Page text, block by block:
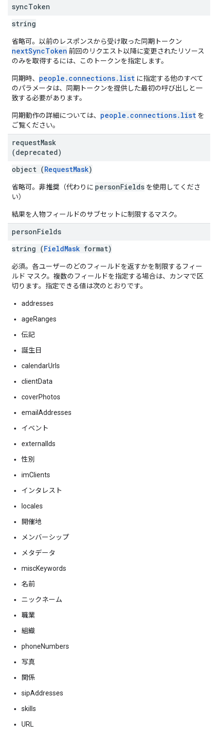
syncToken
string
省略可。以前のレスポンスから受け取った同期トークン
nextSyncToken 前回のリクエスト以降に変更されたリソース
のみを取得するには、このトークンを指定します。
同期時、 people.connections.list に指定する他のすべて
のパラメータは、同期トークンを提供した最初の呼び出しと一
致する必要があります。
同期動作の詳細については、 people.connections.list を
ご覧ください。
requestMask
(deprecated)
object (RequestMask)
省略可。 非推奨 （代わりに personFields を使用してくださ
い）
結果を人物フィールドのサブセットに制限するマスク。
personFields
string (FieldMask format)
必須。各ユーザーのどのフィールドを返すかを制限するフィー
ルド マスク。複数のフィールドを指定する場合は、カンマで区
切ります。指定できる値は次のとおりです。
addresses
ageRanges
伝記
誕生日
calendarUrls
clientData
coverPhotos
emailAddresses
イベント
externalIds
性別
imClients
インタレスト
locales
開催地
メンバーシップ
メタデータ
miscKeywords
名前
ニックネーム
職業
組織
phoneNumbers
写真
関係
sipAddresses
skills
URL